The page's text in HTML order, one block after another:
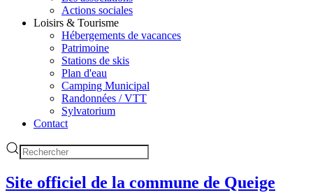
Actions sociales
Loisirs & Tourisme
Hébergements de vacances
Patrimoine
Stations de skis
Plan d'eau
Camping Municipal
Randonnées / VTT
Sylvatorium
Contact
Site officiel de la commune de Queige